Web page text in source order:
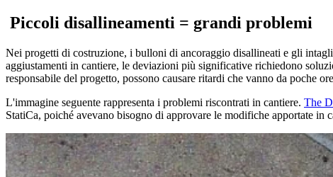
Piccoli disallineamenti = grandi problemi
Nei progetti di costruzione, i bulloni di ancoraggio disallineati e gli
aggiustamenti in cantiere, le deviazioni più significative richiedono
responsabile del progetto, possono causare ritardi che vanno da poche
L'immagine seguente rappresenta i problemi riscontrati in cantiere. The
StatiCa, poiché avevano bisogno di approvare le modifiche apportate in